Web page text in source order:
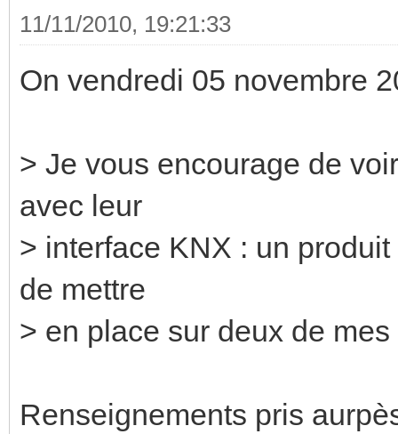
11/11/2010, 19:21:33
On vendredi 05 novembre
> Je vous encourage de
avec leur
> interface KNX : un
de mettre
> en place sur deux de
Renseignements pris